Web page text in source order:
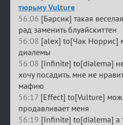
тюрьму Vulture
56:06 [Барсик] такая
рад заменить блуайскиттен
56:08 [alex] to[Чак Норрис]
диалемы
56:08 [Infinite] to[dialema]
хочу посадить. мне не
мафию
56:17 [Effect] to[Vulture]
продавливает меня
56:19 [Infinite] to[dialema] а